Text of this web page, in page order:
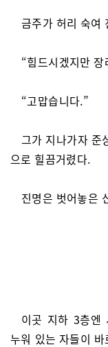
금주가 허리 숙여
“힘드시겠지만
“고맙습니다.”
그가 지나가자 준
으로 힐끔거렸다.
진명은 벗어놓은
이곳 지하 3층엔
누워 있는 자들이